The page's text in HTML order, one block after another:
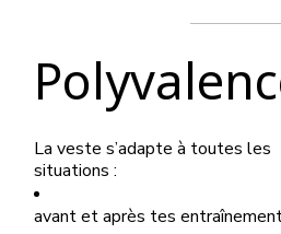
La veste s’adapte à toutes les
situations :
avant et après tes